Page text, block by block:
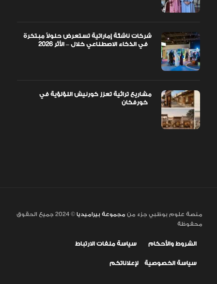
شركات ناشئة إماراتية تستعرض حلولاً مبتكرة
مشاريع تراثية تعزز كورنيش اللؤلؤية في
منصة علوم بوظبي جزء من مجموعة بيراميديا
© 2024 جميع الحقوق
محفوظة
الشروط والأحكام سياسة ملفات الارتباط
سياسة الخصوصية لإعلاناتكم